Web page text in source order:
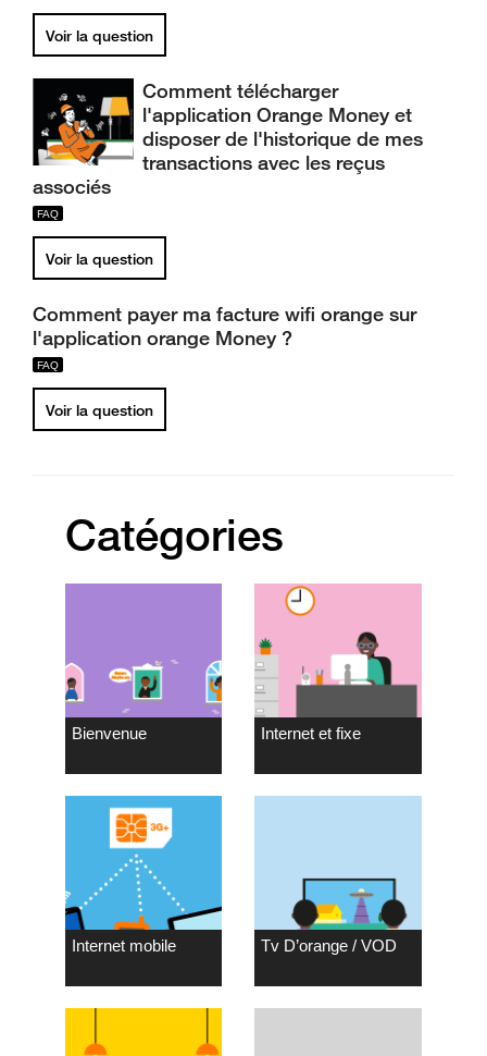
Voir la question
Comment télécharger
l'application Orange Money et
disposer de l'historique de mes
transactions avec les reçus
associés
Voir la question
Comment payer ma facture wifi orange sur
l'application orange Money ?
Voir la question
Catégories
Bienvenue Internet et fixe
Internet mobile Tv D’orange / VOD